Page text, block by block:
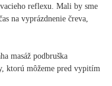
reflexu. Mali by sme
na vyprázdnenie čreva,
masáž podbruška
ktorú môžeme pred vypitím